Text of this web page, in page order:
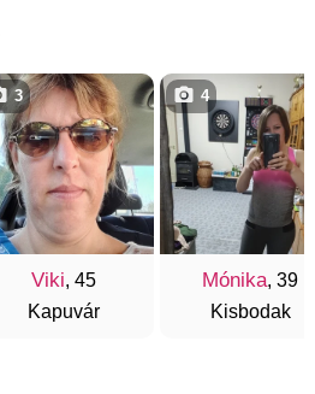
Viki, 45
Kapuvár
3
Mónika, 39
Kisbodak
4